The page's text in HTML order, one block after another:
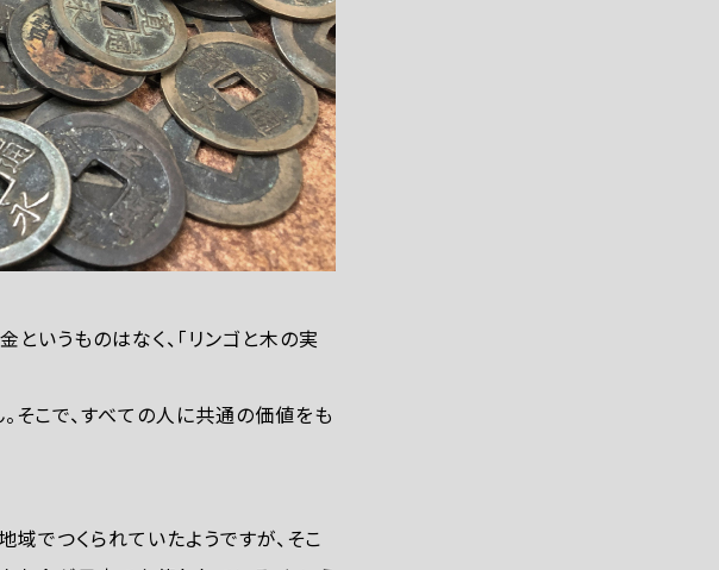
いうものはなく、「リンゴと木の実
そこで、すべての人に共通の価値をも
でつくられていたようですが、そこ